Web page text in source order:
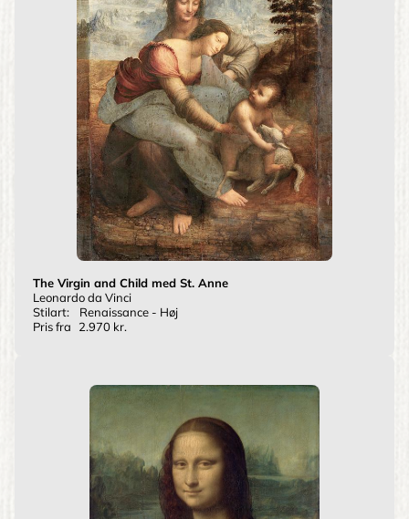
The Virgin and Child med St. Anne
Leonardo da Vinci
Stilart:
Renaissance - Høj
Pris fra
2.970 kr.